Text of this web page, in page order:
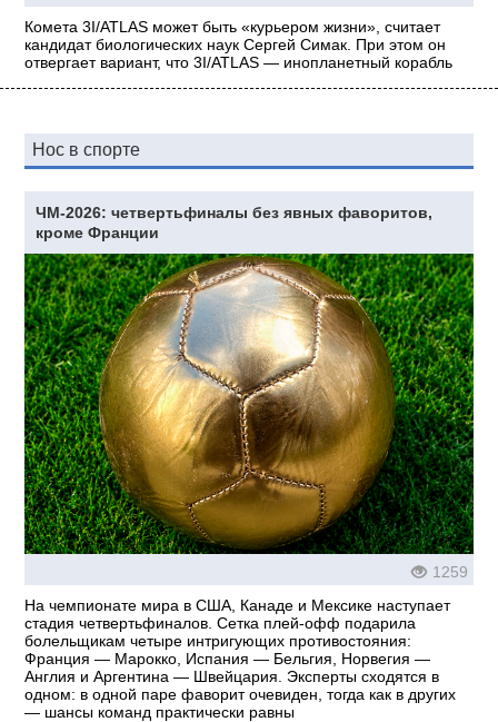
Комета 3I/ATLAS может быть «курьером жизни», считает
кандидат биологических наук Сергей Симак. При этом он
отвергает вариант, что 3I/ATLAS — инопланетный корабль
Нос в спорте
ЧМ-2026: четвертьфиналы без явных фаворитов,
кроме Франции
1259
На чемпионате мира в США, Канаде и Мексике наступает
стадия четвертьфиналов. Сетка плей-офф подарила
болельщикам четыре интригующих противостояния:
Франция — Марокко, Испания — Бельгия, Норвегия —
Англия и Аргентина — Швейцария. Эксперты сходятся в
одном: в одной паре фаворит очевиден, тогда как в других
— шансы команд практически равны